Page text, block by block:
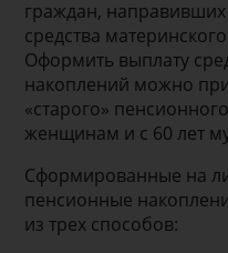
граждан,
средства
Оформить выплату
накоплений можно
«старого»
женщинам и с 60 лет
Сформированные на
пенсионные
из трех способов: